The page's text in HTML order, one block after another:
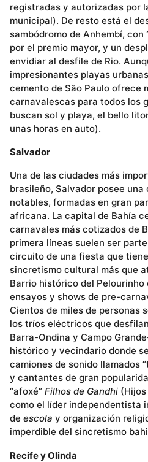
registradas y autorizadas por
municipal). De resto está el
sambódromo de Anhembí,
por el premio mayor, y un
envidiar al desfile de Rio.
impresionantes playas
cemento de São Paulo ofrece
carnavalescas para todos los
buscan sol y playa, el bello
unas horas en auto).
Salvador
Una de las ciudades más
brasileño, Salvador posee
notables, formadas en gran
africana. La capital de Bahía
carnavales más cotizados de
primera líneas suelen ser
circuito de una fiesta que
sincretismo cultural más que
Barrio histórico del Pelourinho
ensayos y shows de pre-
Cientos de miles de personas
los tríos eléctricos que
Barra-Ondina y Campo
histórico y vecindario donde
camiones de sonido llamados
y cantantes de gran
“afoxé” Filhos de Gandhi
como el líder independentista
de escola y organización
imperdible del sincretismo
Recife y Olinda